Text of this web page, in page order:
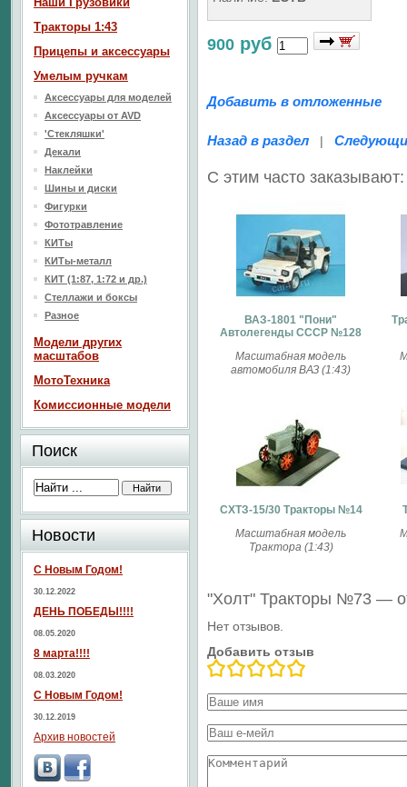
900 руб
Добавить в отложенные
Назад в раздел |
С этим часто заказывают:
ВАЗ-1801 "Пони"
Автолегенды СССР №128
Масштабная модель
автомобиля ВАЗ (1:43)
СХТЗ-15/30 Тракторы №14
Масштабная модель
Трактора (1:43)
"Холт" Тракторы №73 —
Нет отзывов.
Добавить отзыв
Тракторы 1:43
Прицепы и аксессуары
Умелым ручкам
Аксессуары для моделей
Аксессуары от AVD
'Стекляшки'
Декали
Наклейки
Шины и диски
Фигурки
Фототравление
КИТы
КИТы-металл
КИТ (1:87, 1:72 и др.)
Стеллажи и боксы
Разное
Модели других
масштабов
МотоТехника
Комиссионные модели
Поиск
Новости
С Новым Годом!
30.12.2022
ДЕНЬ ПОБЕДЫ!!!!
08.05.2020
8 марта!!!!
08.03.2020
С Новым Годом!
30.12.2019
Архив новостей